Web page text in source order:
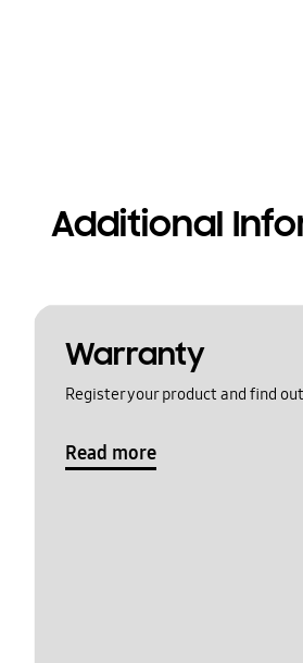
Additional
Warranty
Register your product and find
Read more